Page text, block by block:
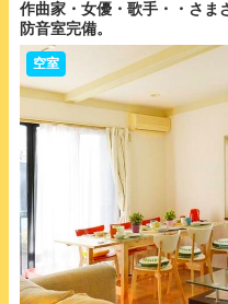
作曲家・女優・歌手・・さま
防音室完備。
空室